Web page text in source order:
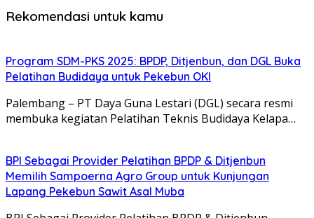
Rekomendasi untuk kamu
Program SDM-PKS 2025: BPDP, Ditjenbun, dan DGL Buka
Pelatihan Budidaya untuk Pekebun OKI
Palembang – PT Daya Guna Lestari (DGL) secara resmi
membuka kegiatan Pelatihan Teknis Budidaya Kelapa…
BPI Sebagai Provider Pelatihan BPDP & Ditjenbun
Memilih Sampoerna Agro Group untuk Kunjungan
Lapang Pekebun Sawit Asal Muba